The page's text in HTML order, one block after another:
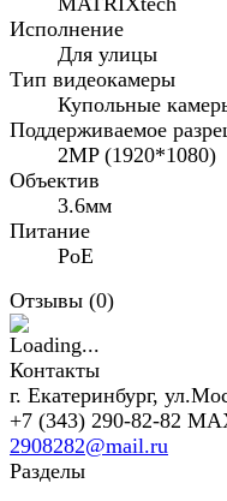
Исполнение
Для улицы
Тип видеокамеры
Купольные
Поддерживаемое
2MP (1920*1080)
Объектив
3.6мм
Питание
PoE
Отзывы (0)
Контакты
г. Екатеринбург,
+7 (343) 290-82-82
2908282@mail.ru
Разделы